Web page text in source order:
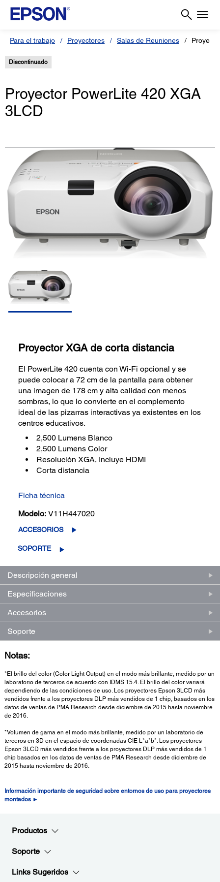
Para el trabajo Proyectores Salas de Reuniones
Discontinuado
Proyector PowerLite 420 XGA
3LCD
Proyector XGA de corta distancia
El PowerLite 420 cuenta con Wi-Fi opcional y se
puede colocar a 72 cm de la pantalla para obtener
una imagen de 178 cm y alta calidad con menos
sombras, lo que lo convierte en el complemento
ideal de las pizarras interactivas ya existentes en los
centros educativos.
2,500 Lumens Blanco
2,500 Lumens Color
Resolución XGA, Incluye HDMI
Corta distancia
Ficha técnica
Modelo: V11H447020
ACCESORIOS
SOPORTE
Descripción general
Especificaciones
Accesorios
Soporte
Notas:
*El brillo del color (Color Light Output) en el modo más brillante, medido por un
laboratorio de terceros de acuerdo con IDMS 15.4. El brillo del color variará
dependiendo de las condiciones de uso. Los proyectores Epson 3LCD más
vendidos frente a los proyectores DLP más vendidos de 1 chip, basados en los
datos de ventas de PMA Research desde diciembre de 2015 hasta noviembre
de 2016.
*Volumen de gama en el modo más brillante, medido por un laboratorio de
terceros en 3D en el espacio de coordenadas CIE L*a*b*. Los proyectores
Epson 3LCD más vendidos frente a los proyectores DLP más vendidos de 1
chip basados en los datos de ventas de PMA Research desde diciembre de
2015 hasta noviembre de 2016.
Información importante de seguridad sobre entornos de uso para proyectores
montados ►
Productos
Soporte
Links Sugeridos